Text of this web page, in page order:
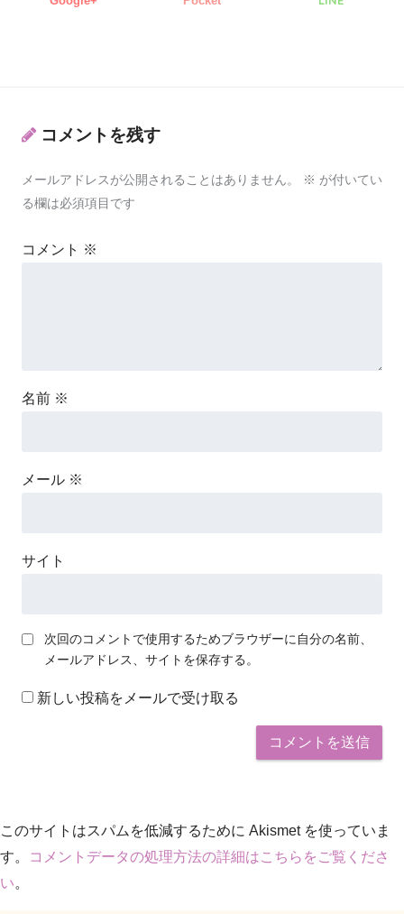
コメントを残す
メールアドレスが公開されることはありません。 ※ が付いてい
る欄は必須項目です
コメント ※
名前 ※
メール ※
サイト
次回のコメントで使用するためブラウザーに自分の名前、
メールアドレス、サイトを保存する。
新しい投稿をメールで受け取る
このサイトはスパムを低減するために Akismet を使っていま
す。
コメントデータの処理方法の詳細はこちらをご覧くださ
い。